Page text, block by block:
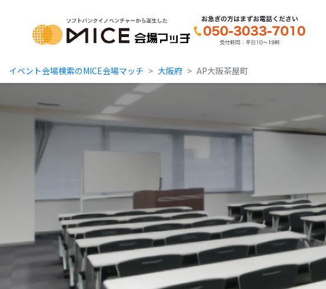
MICE Platform
イベント会場検索のMICE会場マッチ 大阪府 AP大阪茶屋町